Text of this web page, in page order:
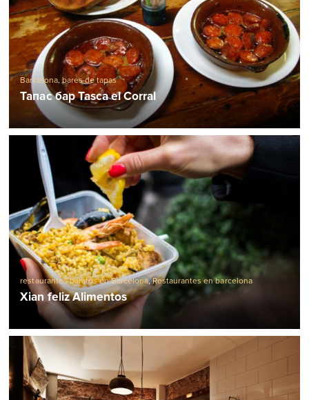
Barcelona, ​​bares de tapas
Тапас бар Tasca el Corral
restaurantes baratos en Barcelona,Restaurantes en barcelona
Xian feliz Alimentos